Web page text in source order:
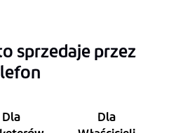
sprzedaje przez
Dla
Dla